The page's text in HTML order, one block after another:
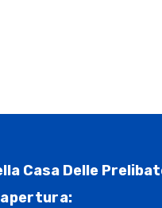
Casa Delle